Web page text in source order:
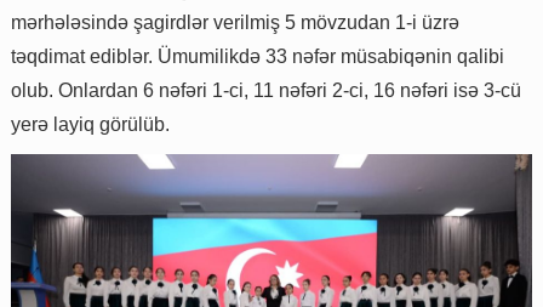
mərhələsində şagirdlər verilmiş 5 mövzudan 1-i üzrə
təqdimat ediblər. Ümumilikdə 33 nəfər müsabiqənin qalibi
olub. Onlardan 6 nəfəri 1-ci, 11 nəfəri 2-ci, 16 nəfəri isə 3-cü
yerə layiq görülüb.